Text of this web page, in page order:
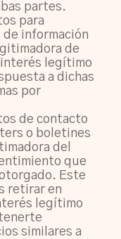
partes.
para
información
de
legítimo
a dichas
por
de contacto
o boletines
del
que
Este
retirar en
legítimo
similares a